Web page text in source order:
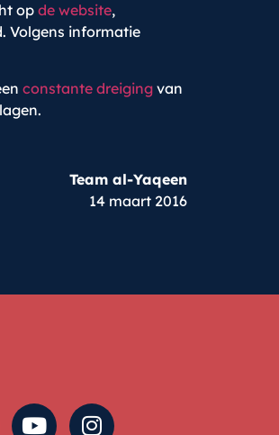
op de website,
Volgens informatie
constante dreiging van
Team al-Yaqeen
14 maart 2016